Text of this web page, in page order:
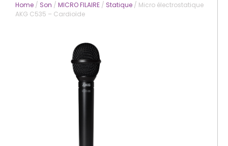
Home / Son / MICRO FILAIRE / Statique / Micro électrostatique
AKG C535 – Cardioïde